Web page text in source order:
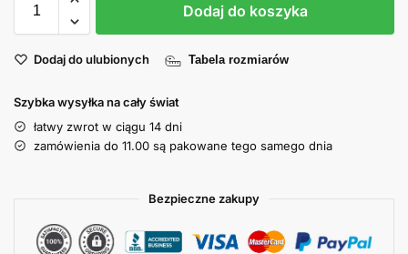
Dodaj do koszyka
Dodaj do ulubionych Tabela rozmiarów
Szybka wysyłka na cały świat
łatwy zwrot w ciągu 14 dni
zamówienia do 11.00 są pakowane tego samego dnia
Bezpieczne zakupy